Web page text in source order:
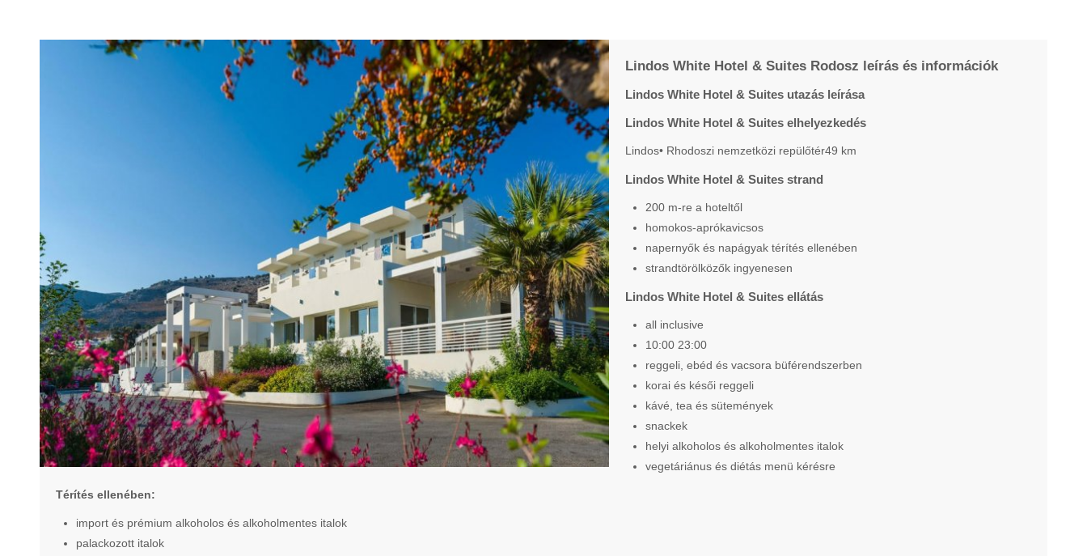
Lindos White Hotel & Suites Rodosz leírás és információk
Lindos White Hotel & Suites utazás leírása
Lindos White Hotel & Suites elhelyezkedés
Lindos• Rhodoszi nemzetközi repülőtér49 km
Lindos White Hotel & Suites strand
200 m-re a hoteltől
homokos-aprókavicsos
napernyők és napágyak térítés ellenében
strandtörölközők ingyenesen
Lindos White Hotel & Suites ellátás
all inclusive
10:00 23:00
reggeli, ebéd és vacsora büférendszerben
korai és késői reggeli
kávé, tea és sütemények
snackek
helyi alkoholos és alkoholmentes italok
vegetáriánus és diétás menü kérésre
Térítés ellenében:
import és prémium alkoholos és alkoholmentes italok
palackozott italok